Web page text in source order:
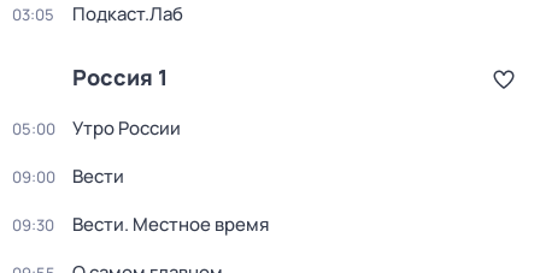
03:05 Подкаст.Лаб
Россия 1
05:00 Утро России
09:00 Вести
09:30 Вести. Местное время